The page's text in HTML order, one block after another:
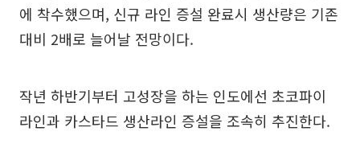
에 착수했으며, 신규 라인 증설 완료시 생산량은 기존
대비 2배로 늘어날 전망이다.
작년 하반기부터 고성장을 하는 인도에선 초코파이
라인과 카스타드 생산라인 증설을 조속히 추진한다.